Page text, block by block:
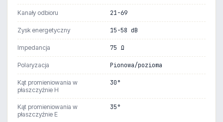
Kanały odbioru 21-69
Zysk energetyczny 15-58 dB
Impedancja 75 Ω
Polaryzacja Pionowa/pozioma
Kąt promieniowania w
płaszczyźnie H
30°
Kąt promieniowania w
płaszczyźnie E
35°